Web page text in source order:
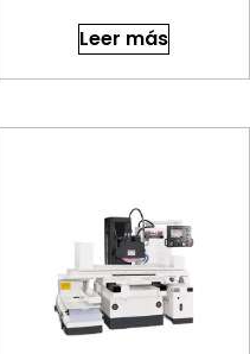
Leer más